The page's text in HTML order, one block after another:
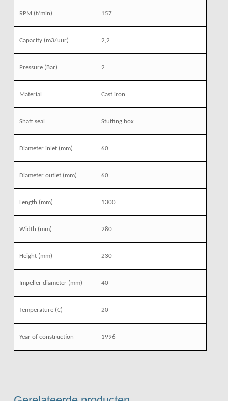
RPM (t/min) 157
Capacity(m3/uur) 2,2
Pressure(Bar) 2
Material Cast iron
Shaft seal Stuffing box
Diameter inlet(mm) 60
Diameter outlet(mm) 60
Length (mm) 1300
Width (mm) 280
Height(mm) 230
Impeller diameter(mm) 40
Temperature(C) 20
Year of construction 1996